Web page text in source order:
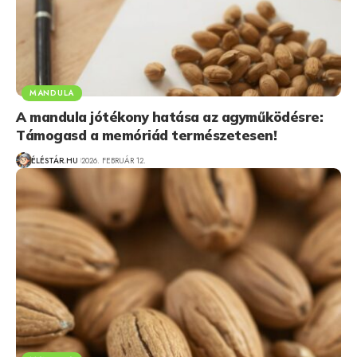
MANDULA
A mandula jótékony hatása az agyműködésre:
Támogasd a memóriád természetesen!
ÉLÉSTÁR.HU 2026. FEBRUÁR 12.